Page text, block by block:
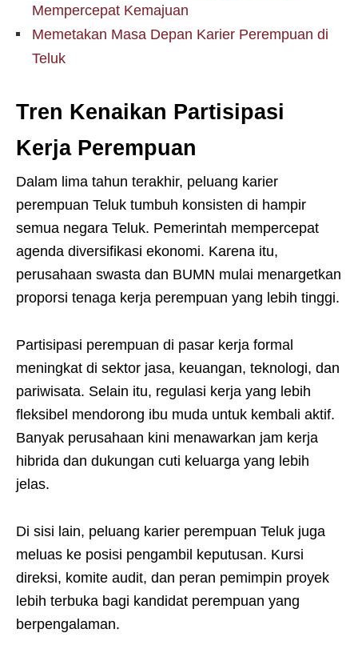
Mempercepat Kemajuan
Memetakan Masa Depan Karier Perempuan di
Teluk
Tren Kenaikan Partisipasi
Kerja Perempuan
Dalam lima tahun terakhir, peluang karier
perempuan Teluk tumbuh konsisten di hampir
semua negara Teluk. Pemerintah mempercepat
agenda diversifikasi ekonomi. Karena itu,
perusahaan swasta dan BUMN mulai menargetkan
proporsi tenaga kerja perempuan yang lebih tinggi.
Partisipasi perempuan di pasar kerja formal
meningkat di sektor jasa, keuangan, teknologi, dan
pariwisata. Selain itu, regulasi kerja yang lebih
fleksibel mendorong ibu muda untuk kembali aktif.
Banyak perusahaan kini menawarkan jam kerja
hibrida dan dukungan cuti keluarga yang lebih
jelas.
Di sisi lain, peluang karier perempuan Teluk juga
meluas ke posisi pengambil keputusan. Kursi
direksi, komite audit, dan peran pemimpin proyek
lebih terbuka bagi kandidat perempuan yang
berpengalaman.